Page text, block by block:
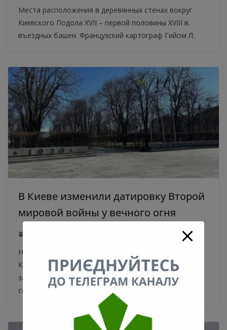
Места расположения в деревянных стенах вокруг
Киевского Подола XVII – первой половины XVIІI в.
въездных башен. Французский картограф Гийом Л.
В Киеве изменили датировку Второй
мировой войны у вечного огня
На входящей группе в Мемориал вечной славы в
Киеве исправили датировку Второй мировой войны,
заменив цифры 1941-1945, соответствовавшие
советской исторической